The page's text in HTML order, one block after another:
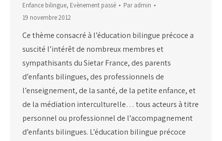
Enfance bilingue, Evènement passé Paradmin
19 novembre 2012
Ce thème consacré à l’éducation bilingue précoce a
suscité l’intérêt de nombreux membres et
sympathisants du Sietar France, des parents
d’enfants bilingues, des professionnels de
l’enseignement, de la santé, de la petite enfance, et
de la médiation interculturelle… tous acteurs à titre
personnel ou professionnel de l’accompagnement
d’enfants bilingues. L’éducation bilingue précoce